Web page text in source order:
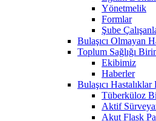
Yönetmelik
Formlar
Şube
Bulaşıcı Olmayan
Toplum Sağlığı
Ekibimiz
Haberler
Bulaşıcı
Tüberküloz
Aktif
Akut Flask